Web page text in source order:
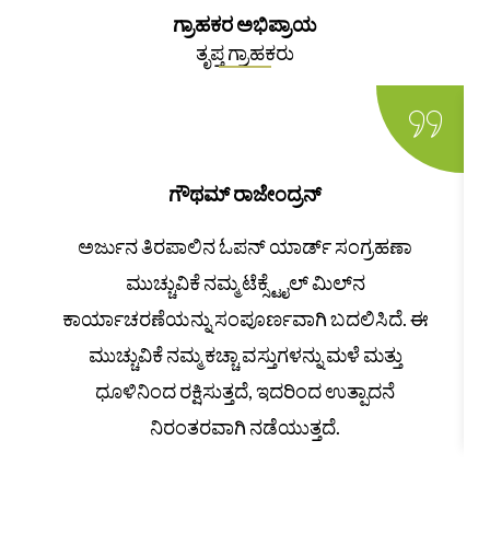
ಗ್ರಾಹಕರ ಅಭಿಪ್ರಾಯ
ತೃಪ್ತ ಗ್ರಾಹಕರು
ಗೌಥಮ್ ರಾಜೇಂದ್ರನ್
ಅರ್ಜುನ ತಿರಪಾಲಿನ ಓಪನ್ ಯಾರ್ಡ್ ಸಂಗ್ರಹಣಾ
ಮುಚ್ಚುವಿಕೆ ನಮ್ಮ ಟೆಕ್ಸ್ಟೈಲ್ ಮಿಲ್‌ನ
ಕಾರ್ಯಾಚರಣೆಯನ್ನು ಸಂಪೂರ್ಣವಾಗಿ ಬದಲಿಸಿದೆ. ಈ
ಮುಚ್ಚುವಿಕೆ ನಮ್ಮ ಕಚ್ಚಾ ವಸ್ತುಗಳನ್ನು ಮಳೆ ಮತ್ತು
ಧೂಳಿನಿಂದ ರಕ್ಷಿಸುತ್ತದೆ, ಇದರಿಂದ ಉತ್ಪಾದನೆ
ನಿರಂತರವಾಗಿ ನಡೆಯುತ್ತದೆ.